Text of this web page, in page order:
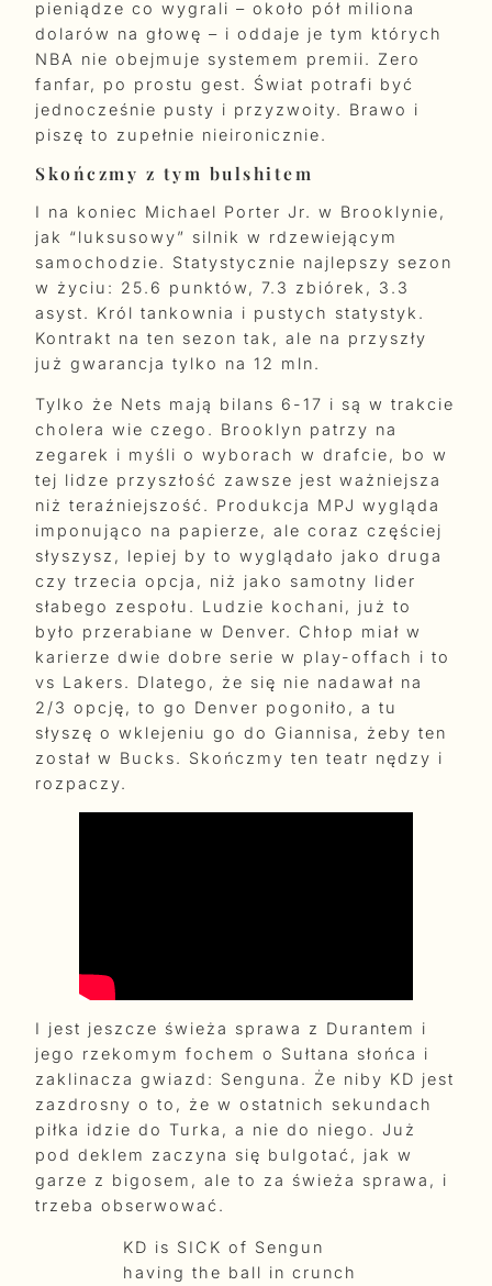
pieniądze co wygrali – około pół miliona
dolarów na głowę – i oddaje je tym których
NBA nie obejmuje systemem premii. Zero
fanfar, po prostu gest. Świat potrafi być
jednocześnie pusty i przyzwoity. Brawo i
piszę to zupełnie nieironicznie.
Skończmy z tym bulshitem
I na koniec Michael Porter Jr. w Brooklynie,
jak “luksusowy” silnik w rdzewiejącym
samochodzie. Statystycznie najlepszy sezon
w życiu: 25.6 punktów, 7.3 zbiórek, 3.3
asyst. Król tankownia i pustych statystyk.
Kontrakt na ten sezon tak, ale na przyszły
już gwarancja tylko na 12 mln.
Tylko że Nets mają bilans 6-17 i są w trakcie
cholera wie czego. Brooklyn patrzy na
zegarek i myśli o wyborach w drafcie, bo w
tej lidze przyszłość zawsze jest ważniejsza
niż teraźniejszość. Produkcja MPJ wygląda
imponująco na papierze, ale coraz częściej
słyszysz, lepiej by to wyglądało jako druga
czy trzecia opcja, niż jako samotny lider
słabego zespołu. Ludzie kochani, już to
było przerabiane w Denver. Chłop miał w
karierze dwie dobre serie w play-offach i to
vs Lakers. Dlatego, że się nie nadawał na
2/3 opcję, to go Denver pogoniło, a tu
słyszę o wklejeniu go do Giannisa, żeby ten
został w Bucks. Skończmy ten teatr nędzy i
rozpaczy.
I jest jeszcze świeża sprawa z Durantem i
jego rzekomym fochem o Sułtana słońca i
zaklinacza gwiazd: Senguna. Że niby KD jest
zazdrosny o to, że w ostatnich sekundach
piłka idzie do Turka, a nie do niego. Już
pod deklem zaczyna się bulgotać, jak w
garze z bigosem, ale to za świeża sprawa, i
trzeba obserwować.
KD is SICK of Sengun
having the ball in crunch